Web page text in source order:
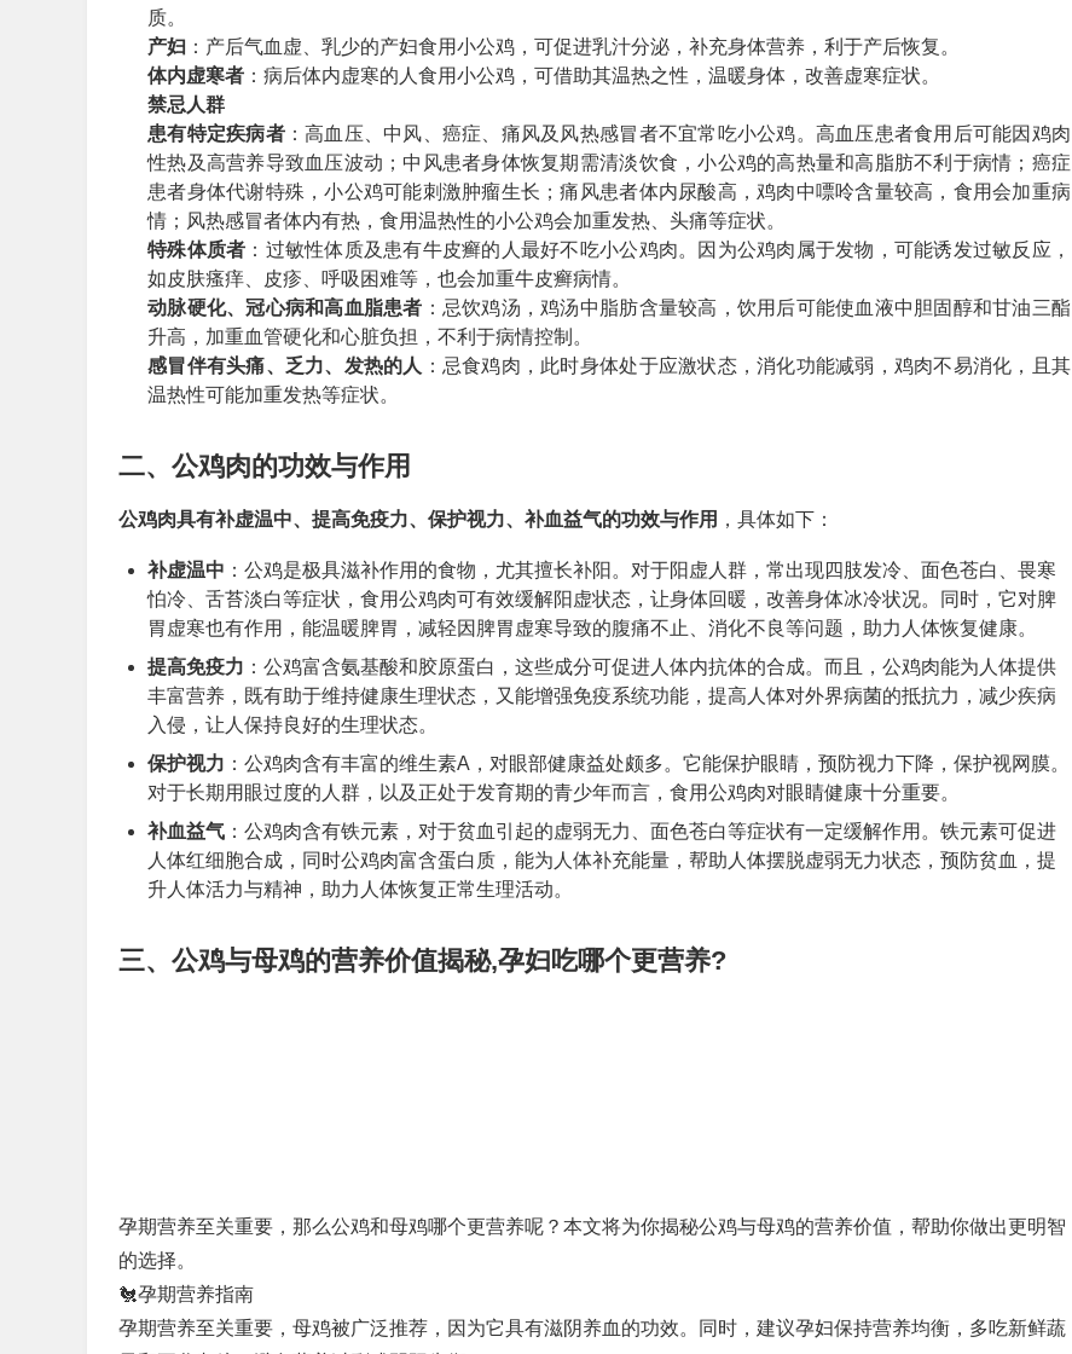
质。
产妇 ：产后气血虚、乳少的产妇食用小公鸡，可促进乳汁分泌，补充身体营养，利于产后恢复。
体内虚寒者 ：病后体内虚寒的人食用小公鸡，可借助其温热之性，温暖身体，改善虚寒症状。
禁忌人群
患有特定疾病者：高血压、中风、癌症、痛风及风热感冒者不宜常吃小公鸡。高血压患者食用后可能因鸡肉
性热及高营养导致血压波动；中风患者身体恢复期需清淡饮食，小公鸡的高热量和高脂肪不利于病情；癌症
患者身体代谢特殊，小公鸡可能刺激肿瘤生长；痛风患者体内尿酸高，鸡肉中嘌呤含量较高，食用会加重病
情；风热感冒者体内有热，食用温热性的小公鸡会加重发热、头痛等症状。
特殊体质者 ：过敏性体质及患有牛皮癣的人最好不吃小公鸡肉。因为公鸡肉属于发物，可能诱发过敏反应，
如皮肤瘙痒、皮疹、呼吸困难等，也会加重牛皮癣病情。
动脉硬化、冠心病和高血脂患者 ：忌饮鸡汤，鸡汤中脂肪含量较高，饮用后可能使血液中胆固醇和甘油三酯
升高，加重血管硬化和心脏负担，不利于病情控制。
感冒伴有头痛、乏力、发热的人 ：忌食鸡肉，此时身体处于应激状态，消化功能减弱，鸡肉不易消化，且其
温热性可能加重发热等症状。
二、公鸡肉的功效与作用
公鸡肉具有补虚温中、提高免疫力、保护视力、补血益气的功效与作用 ，具体如下：
补虚温中 ：公鸡是极具滋补作用的食物，尤其擅长补阳。对于阳虚人群，常出现四肢发冷、面色苍白、畏寒
怕冷、舌苔淡白等症状，食用公鸡肉可有效缓解阳虚状态，让身体回暖，改善身体冰冷状况。同时，它对脾
胃虚寒也有作用，能温暖脾胃，减轻因脾胃虚寒导致的腹痛不止、消化不良等问题，助力人体恢复健康。
提高免疫力 ：公鸡富含氨基酸和胶原蛋白，这些成分可促进人体内抗体的合成。而且，公鸡肉能为人体提供
丰富营养，既有助于维持健康生理状态，又能增强免疫系统功能，提高人体对外界病菌的抵抗力，减少疾病
入侵，让人保持良好的生理状态。
保护视力 ：公鸡肉含有丰富的维生素A，对眼部健康益处颇多。它能保护眼睛，预防视力下降，保护视网膜。
对于长期用眼过度的人群，以及正处于发育期的青少年而言，食用公鸡肉对眼睛健康十分重要。
补血益气 ：公鸡肉含有铁元素，对于贫血引起的虚弱无力、面色苍白等症状有一定缓解作用。铁元素可促进
人体红细胞合成，同时公鸡肉富含蛋白质，能为人体补充能量，帮助人体摆脱虚弱无力状态，预防贫血，提
升人体活力与精神，助力人体恢复正常生理活动。
三、公鸡与母鸡的营养价值揭秘,孕妇吃哪个更营养?
孕期营养至关重要，那么公鸡和母鸡哪个更营养呢？本文将为你揭秘公鸡与母鸡的营养价值，帮助你做出更明智
的选择。
🐔孕期营养指南
孕期营养至关重要，母鸡被广泛推荐，因为它具有滋阴养血的功效。同时，建议孕妇保持营养均衡，多吃新鲜蔬